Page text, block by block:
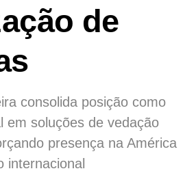
de
consolida posição como
em soluções de vedação
presença na América
internacional